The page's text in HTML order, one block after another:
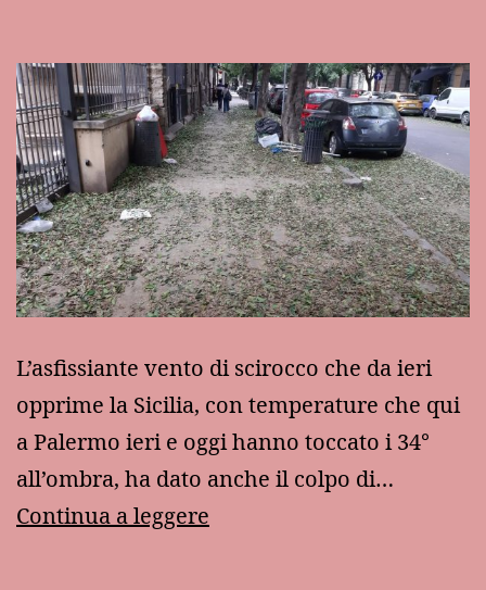
L’asfissiante vento di scirocco che da ieri
opprime la Sicilia, con temperature che qui
a Palermo ieri e oggi hanno toccato i 34°
all’ombra, ha dato anche il colpo di…
Continua a leggere